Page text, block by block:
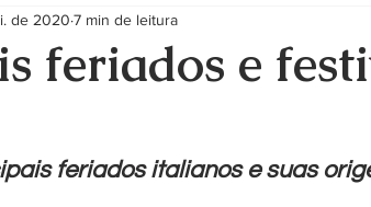
feriados e
de 2020 7 min de leitura
feriados italianos e suas